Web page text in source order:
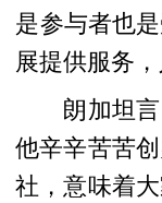
是参与者也
展提供服务
朗加坦言
他辛辛苦苦
社，意味着